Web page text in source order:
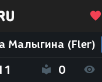
Малыгина (Fler)
0